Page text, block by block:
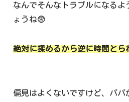
なんでそんなトラブルになるよ
ょうね😨
絶対に揉めるから逆に時間とら
偏見はよくないですけど、パパ